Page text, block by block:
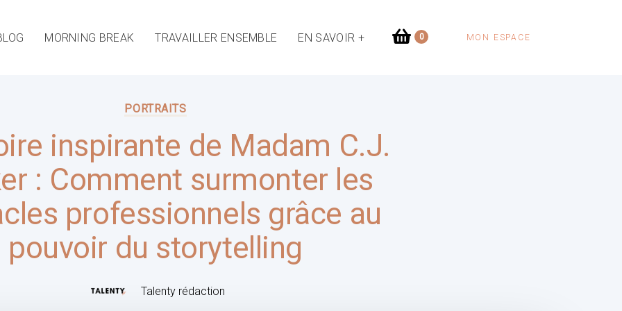
MORNING BREAK TRAVAILLER ENSEMBLE EN SAVOIR + 0 MON ESPACE
PORTRAITS
inspirante de Madam C.J.
: Comment surmonter les
professionnels grâce au
pouvoir du storytelling
Talenty rédaction